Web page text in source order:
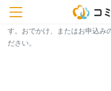
toggle navigation
トップ > イベント一覧> イベン
※開催予定のイベントが中止・
す。おでかけ、またはお申込み
ださい。